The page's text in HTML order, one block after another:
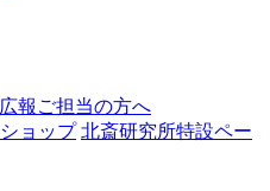
報ご担当の方へ
ョップ 北斎研究所特設ペー